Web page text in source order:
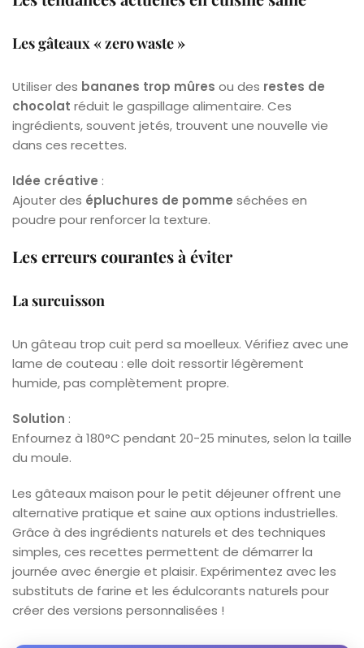
Les gâteaux « zero waste »
Utiliser des bananes trop mûres ou des restes de
chocolat réduit le gaspillage alimentaire. Ces
ingrédients, souvent jetés, trouvent une nouvelle vie
dans ces recettes.
Idée créative :
Ajouter des épluchures de pomme séchées en
poudre pour renforcer la texture.
Les erreurs courantes à éviter
La surcuisson
Un gâteau trop cuit perd sa moelleux. Vérifiez avec une
lame de couteau : elle doit ressortir légèrement
humide, pas complètement propre.
Solution :
Enfournez à 180°C pendant 20-25 minutes, selon la taille
du moule.
Les gâteaux maison pour le petit déjeuner offrent une
alternative pratique et saine aux options industrielles.
Grâce à des ingrédients naturels et des techniques
simples, ces recettes permettent de démarrer la
journée avec énergie et plaisir. Expérimentez avec les
substituts de farine et les édulcorants naturels pour
créer des versions personnalisées !